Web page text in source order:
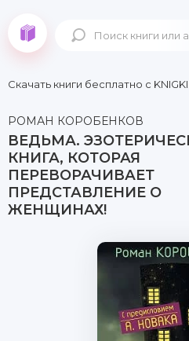
Скачать книги бесплатно c
РОМАН КОРОБЕНКОВ
ВЕДЬМА.
КНИГА, КОТОРАЯ
ПЕРЕВОРАЧИВАЕТ
ПРЕДСТАВЛЕНИЕ О
ЖЕНЩИНАХ!